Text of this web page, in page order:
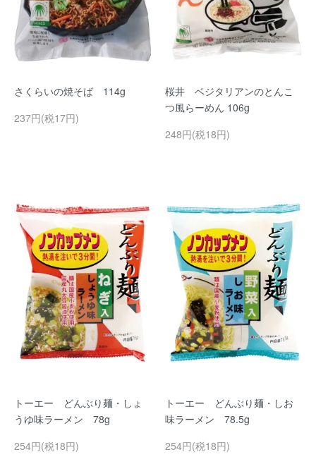
さくらいの焼そば 114g
237円(税17円)
桜井 ベジタリアンのとんこ
つ風らーめん 106g
248円(税18円)
トーエー どんぶり麺・しょ
うゆ味ラーメン 78g
254円(税18円)
トーエー どんぶり麺・しお
味ラーメン 78.5g
254円(税18円)